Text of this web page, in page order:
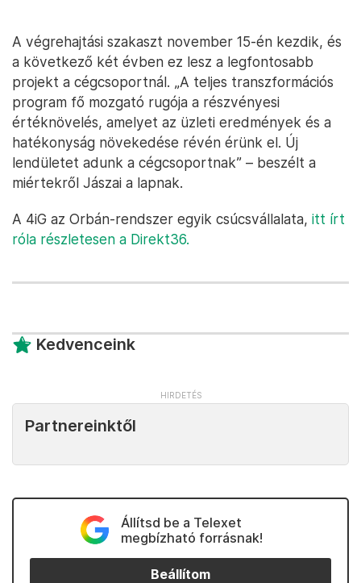
A végrehajtási szakaszt november 15-én kezdik, és
a következő két évben ez lesz a legfontosabb
projekt a cégcsoportnál. „A teljes transzformációs
program fő mozgató rugója a részvényesi
értéknövelés, amelyet az üzleti eredmények és a
hatékonyság növekedése révén érünk el. Új
lendületet adunk a cégcsoportnak” – beszélt a
miértekről Jászai a lapnak.
A 4iG az Orbán-rendszer egyik csúcsvállalata, itt írt
róla részletesen a Direkt36.
Kedvenceink
Partnereinktől
Állítsd be a Telexet
megbízható forrásnak!
Beállítom